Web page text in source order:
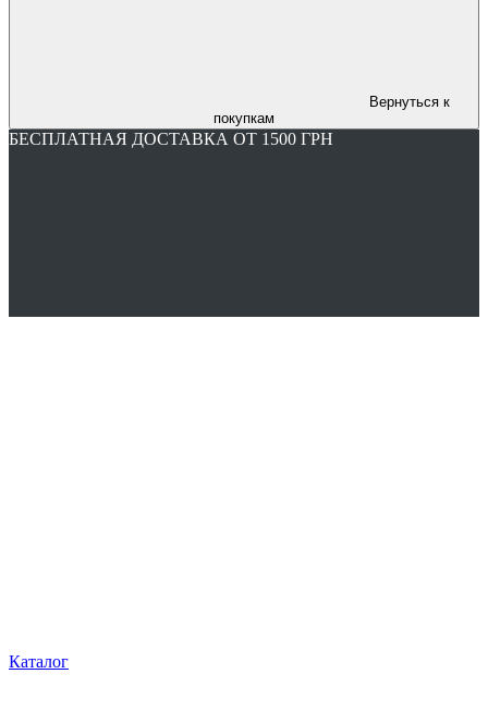
Вернуться к
покупкам
БЕСПЛАТНАЯ ДОСТАВКА ОТ 1500 ГРН
Каталог